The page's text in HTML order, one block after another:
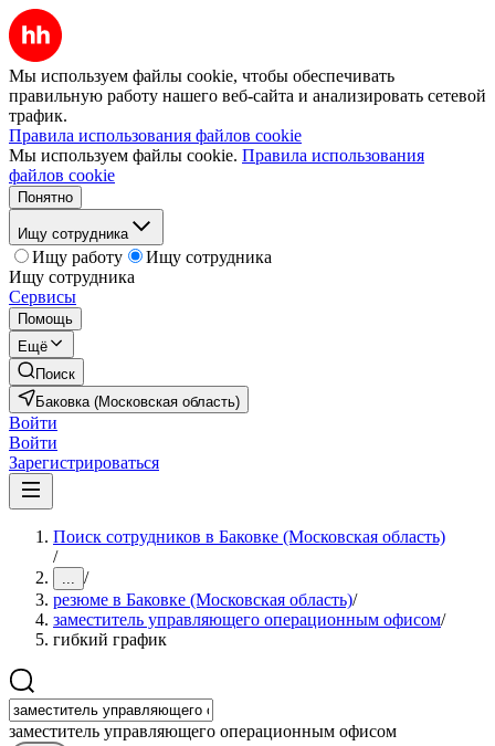
Мы используем файлы cookie, чтобы обеспечивать
правильную работу нашего веб-сайта и анализировать сетевой
трафик.
Правила использования файлов cookie
Мы используем файлы cookie. Правила использования
файлов cookie
Понятно
Ищу сотрудника
Ищу работу
Ищу сотрудника
Ищу сотрудника
Сервисы
Помощь
Ещё
Поиск
Баковка (Московская область)
Войти
Войти
Зарегистрироваться
Поиск сотрудников в Баковке (Московская область)
/
... /
резюме в Баковке (Московская область)/
заместитель управляющего операционным офисом/
гибкий график
заместитель управляющего операционным офисом